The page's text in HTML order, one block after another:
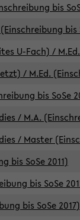
bis
bis
U-Fach) /
/ M.Ed.
bis SoSe
/ M.A.
/ Master
bis SoSe 2011)
bis SoSe
bis SoSe 2017)